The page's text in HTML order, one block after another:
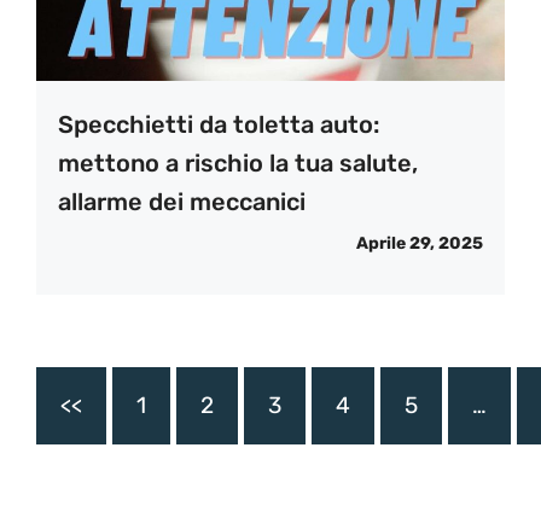
Specchietti da toletta auto:
mettono a rischio la tua salute,
allarme dei meccanici
Aprile 29, 2025
<< 1 2 3 4 5 …